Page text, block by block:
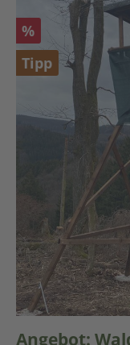
Rabatt
%
Tipp
Angebot: